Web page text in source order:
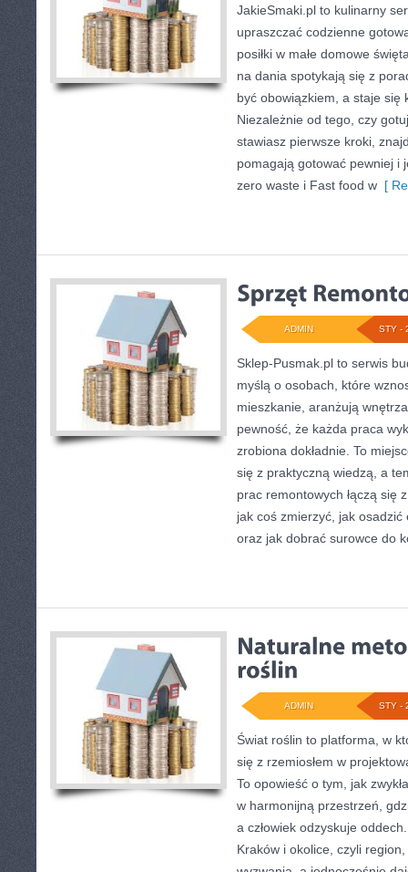
JakieSmaki.pl to kulinarny
upraszczać codzienne
posiłki w małe domowe
na dania spotykają się z
być obowiązkiem, a staje się
Niezależnie od tego, czy
stawiasz pierwsze kroki,
pomagają gotować pewniej i
zero waste i Fast food w [
STY -
ADMIN
Sklep-Pusmak.pl to serwis
myślą o osobach, które
mieszkanie, aranżują
pewność, że każda praca
zrobiona dokładnie. To
się z praktyczną wiedzą, a
prac remontowych łączą się
jak coś zmierzyć, jak
oraz jak dobrać surowce do
STY -
ADMIN
Świat roślin to platforma, w
się z rzemiosłem w
To opowieść o tym, jak
w harmonijną przestrzeń,
a człowiek odzyskuje
Kraków i okolice, czyli